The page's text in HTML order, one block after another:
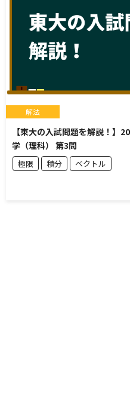
【東大の入試問題を解説！】
学（理科） 第3問
極限 積分 ベクトル
解法